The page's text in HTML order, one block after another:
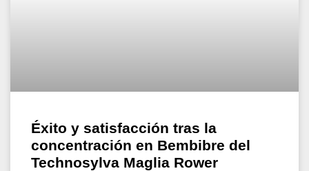
Éxito y satisfacción tras la
concentración en Bembibre del
Technosylva Maglia Rower